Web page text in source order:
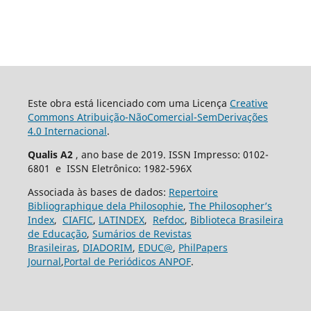
Este obra está licenciado com uma Licença Creative
Commons Atribuição-NãoComercial-SemDerivações
4.0 Internacional.
Qualis A2 , ano base de 2019. ISSN Impresso: 0102-
6801 e ISSN Eletrônico: 1982-596X
Associada às bases de dados: Repertoire
Bibliographique dela Philosophie, The Philosopher’s
Index, CIAFIC, LATINDEX, Refdoc, Biblioteca Brasileira
de Educação, Sumários de Revistas
Brasileiras, DIADORIM, EDUC@, PhilPapers
Journal,Portal de Periódicos ANPOF.